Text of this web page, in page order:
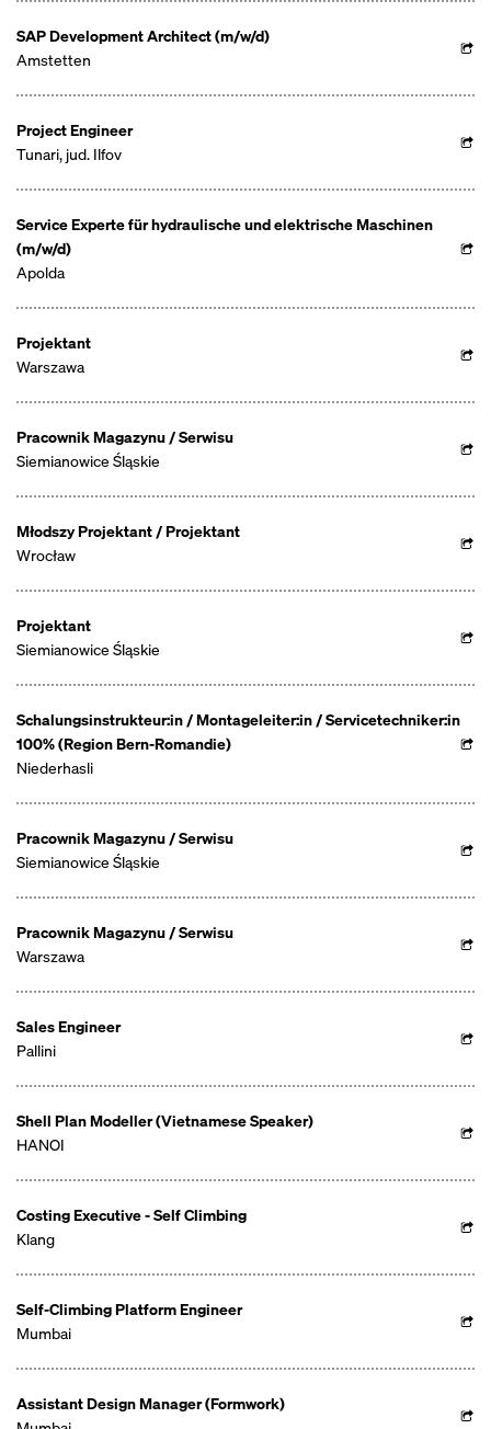
SAP Development Architect (m/w/d)
Amstetten
Project Engineer
Tunari, jud. Ilfov
Service Experte für hydraulische und elektrische Maschinen
(m/w/d)
Apolda
Projektant
Warszawa
Pracownik Magazynu / Serwisu
Siemianowice Śląskie
Młodszy Projektant / Projektant
Wrocław
Projektant
Siemianowice Śląskie
Schalungsinstrukteur:in / Montageleiter:in / Servicetechniker:in
100% (Region Bern-Romandie)
Niederhasli
Pracownik Magazynu / Serwisu
Siemianowice Śląskie
Pracownik Magazynu / Serwisu
Warszawa
Sales Engineer
Pallini
Shell Plan Modeller (Vietnamese Speaker)
HANOI
Costing Executive - Self Climbing
Klang
Self-Climbing Platform Engineer
Mumbai
Assistant Design Manager (Formwork)